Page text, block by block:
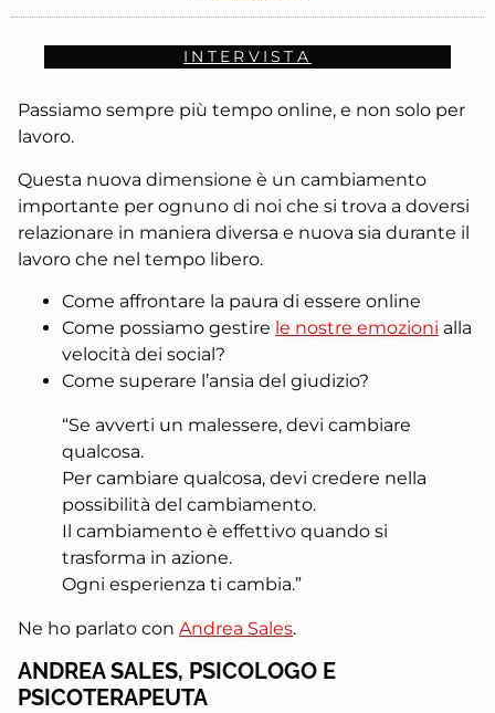
INTERVISTA
Passiamo sempre più tempo online, e non solo per
lavoro.
Questa nuova dimensione è un cambiamento
importante per ognuno di noi che si trova a doversi
relazionare in maniera diversa e nuova sia durante il
lavoro che nel tempo libero.
Come affrontare la paura di essere online
Come possiamo gestire le nostre emozioni alla
velocità dei social?
Come superare l’ansia del giudizio?
“Se avverti un malessere, devi cambiare
qualcosa.
Per cambiare qualcosa, devi credere nella
possibilità del cambiamento.
Il cambiamento è effettivo quando si
trasforma in azione.
Ogni esperienza ti cambia.”
Ne ho parlato con Andrea Sales.
ANDREA SALES, PSICOLOGO E
PSICOTERAPEUTA